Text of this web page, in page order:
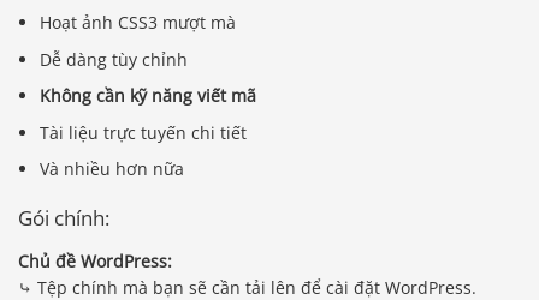
Hoạt ảnh CSS3 mượt mà
Dễ dàng tùy chỉnh
Không cần kỹ năng viết mã
Tài liệu trực tuyến chi tiết
Và nhiều hơn nữa
Gói chính:
Chủ đề WordPress:
⤷ Tệp chính mà bạn sẽ cần tải lên để cài đặt WordPress.